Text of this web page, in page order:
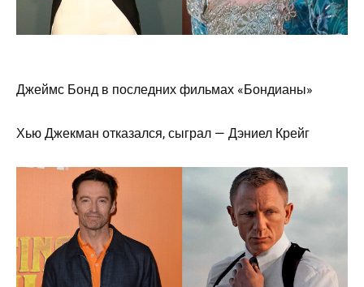
Джеймс Бонд в последних фильмах «Бондианы»
Хью Джекман отказался, сыграл — Дэниел Крейг